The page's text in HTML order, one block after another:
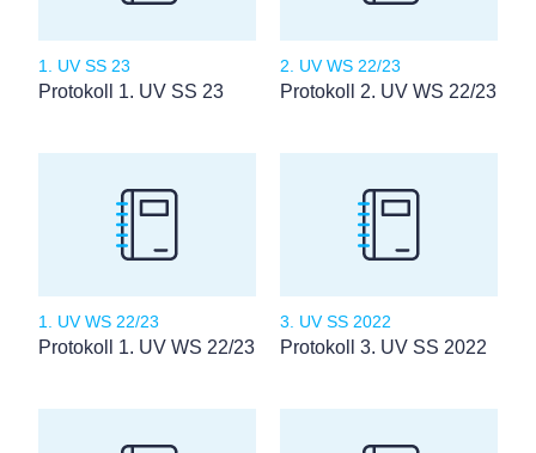
1. UV SS 23
Protokoll 1. UV SS 23
2. UV WS 22/23
Protokoll 2. UV WS 22/23
1. UV WS 22/23
Protokoll 1. UV WS 22/23
3. UV SS 2022
Protokoll 3. UV SS 2022